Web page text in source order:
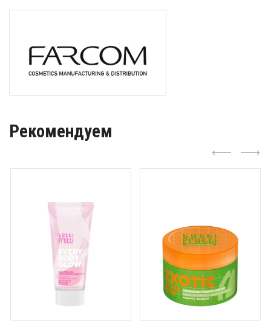
Рекомендуем